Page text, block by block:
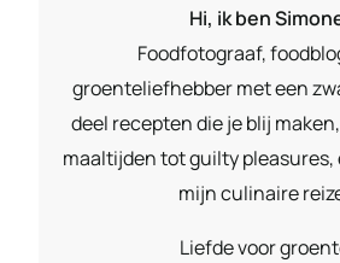
Hi, ik ben
Foodfotograaf,
groenteliefhebber met een
deel recepten die je blij
maaltijden tot guilty pleasures,
mijn culinaire
Liefde voor